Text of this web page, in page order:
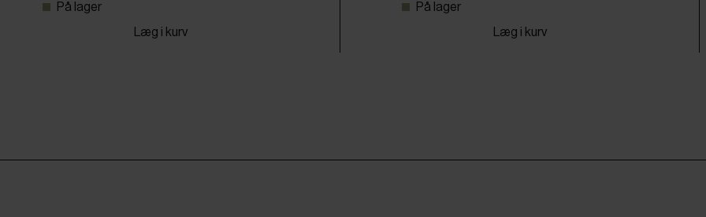
På lager
Læg i kurv
På lager
Læg i kurv